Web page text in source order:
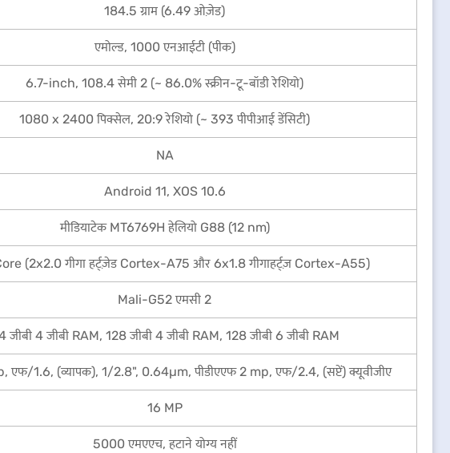
184.5 ग्राम (6.49 ओज़ेड)
एमोल्ड, 1000 एनआईटी (पीक)
6.7-inch, 108.4 सेमी 2 (~ 86.0% स्क्रीन-टू-बॉडी रेशियो)
1080 x 2400 पिक्सेल, 20:9 रेशियो (~ 393 पीपीआई डेंसिटी)
NA
Android 11, XOS 10.6
मीडियाटेक MT6769H हेलियो G88 (12 nm)
(2x2.0 गीगा हर्ट्ज़ेड Cortex-A75 और 6x1.8 गीगाहर्ट्ज़ Cortex-A55)
Mali-G52 एमसी 2
जीबी 4 जीबी RAM, 128 जीबी 4 जीबी RAM, 128 जीबी 6 जीबी RAM
एफ/1.6, (व्यापक), 1/2.8", 0.64µm, पीडीएएफ 2 mp, एफ/2.4, (सप्टें) क्यूवीजीए
16 MP
5000 एमएएच, हटाने योग्य नहीं